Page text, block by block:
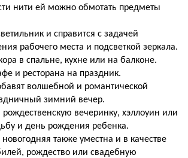
нити ей можно обмотать предметы
и справится с задачей
рабочего места и подсветкой зеркала.
в спальне, кухне или на балконе.
и ресторана на праздник.
волшебной и романтической
зимний вечер.
рождественскую вечеринку, хэллоуин или
и день рождения ребенка.
также уместна и в качестве
рождество или свадебную